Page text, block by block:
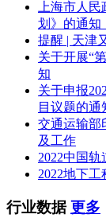
地点：福建省明
296号2幢3层)
方式：线下
售价：￥200.0
四、响应文件提
截止时间：2022
地点：福建省明
上海市人
划》的通知
提醒 | 天津
关于开展“
知
关于申报
目议题的通
交通运输部
及工作
2022中国
2022地下
行业数据更多